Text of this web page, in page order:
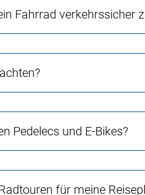
Fahrrad verkehrssicher
Pedelecs und E-Bikes?
für meine